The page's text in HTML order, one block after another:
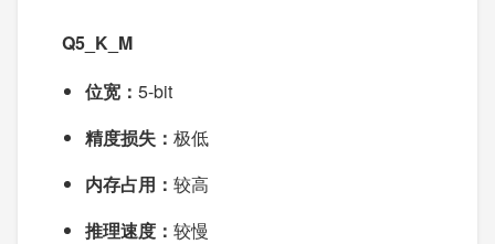
Q5_K_M
位宽： 5-bit
精度损失： 极低
内存占用： 较高
推理速度： 较慢